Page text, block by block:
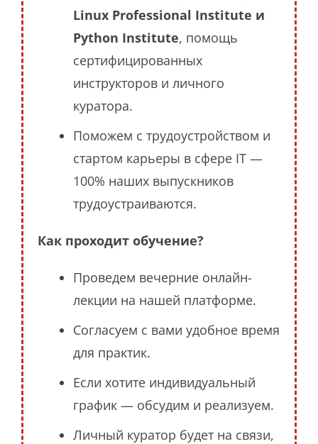
Linux Professional Institute и
Python Institute, помощь
сертифицированных
инструкторов и личного
куратора.
Поможем с трудоустройством и
стартом карьеры в сфере IT —
100% наших выпускников
трудоустраиваются.
Как проходит обучение?
Проведем вечерние онлайн-
лекции на нашей платформе.
Согласуем с вами удобное время
для практик.
Если хотите индивидуальный
график — обсудим и реализуем.
Личный куратор будет на связи,